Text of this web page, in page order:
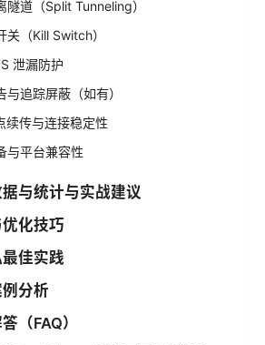
隧道（Split Tunneling）
关（Kill Switch）
泄漏防护
与追踪屏蔽（如有）
续传与连接稳定性
与平台兼容性
与统计与实战建议
化技巧
佳实践
分析
（FAQ）